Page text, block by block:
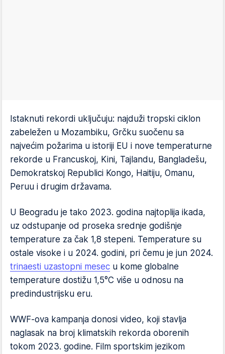
Istaknuti rekordi uključuju: najduži tropski ciklon
zabeležen u Mozambiku, Grčku suočenu sa
najvećim požarima u istoriji EU i nove temperaturne
rekorde u Francuskoj, Kini, Tajlandu, Bangladešu,
Demokratskoj Republici Kongo, Haitiju, Omanu,
Peruu i drugim državama.
U Beogradu je tako 2023. godina najtoplija ikada,
uz odstupanje od proseka srednje godišnje
temperature za čak 1,8 stepeni. Temperature su
ostale visoke i u 2024. godini, pri čemu je jun 2024.
trinaesti uzastopni mesec u kome globalne
temperature dostižu 1,5°C više u odnosu na
predindustrijsku eru.
WWF-ova kampanja donosi video, koji stavlja
naglasak na broj klimatskih rekorda oborenih
tokom 2023. godine. Film sportskim jezikom